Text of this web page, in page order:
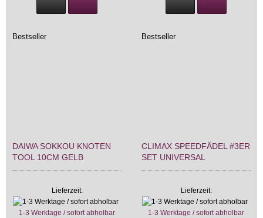
Bestseller
DAIWA SOKKOU KNOTEN
TOOL 10CM GELB
Lieferzeit:
1-3 Werktage / sofort abholbar
Bestseller
CLIMAX SPEEDFÄDEL #3ER
SET UNIVERSAL
Lieferzeit:
1-3 Werktage / sofort abholbar